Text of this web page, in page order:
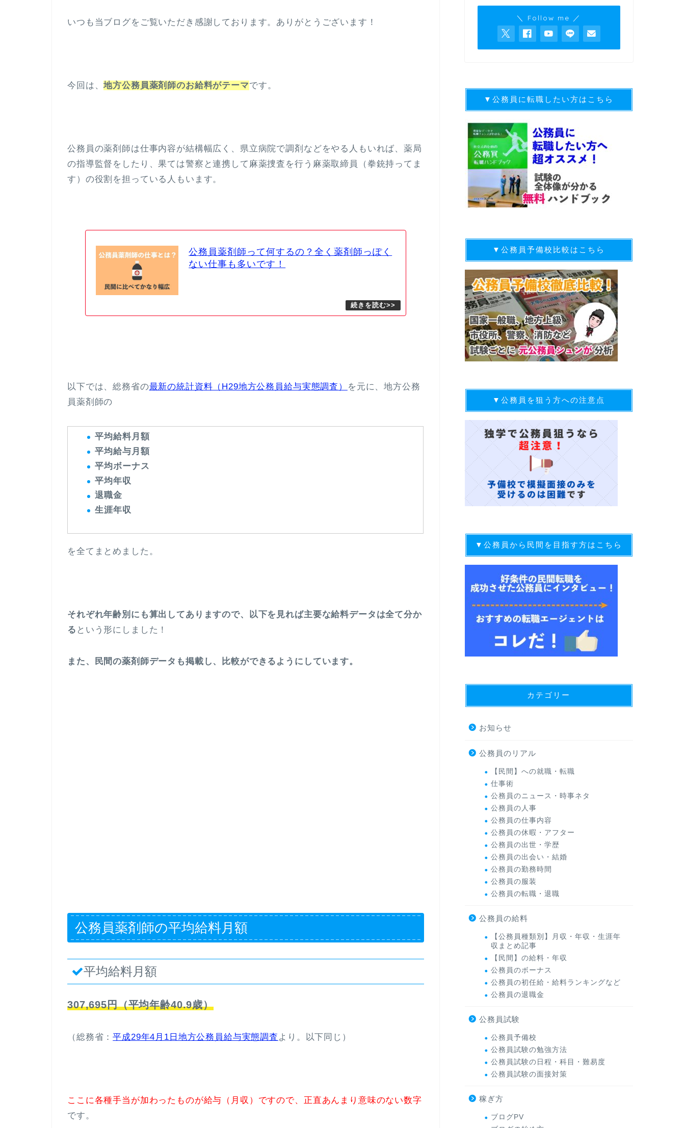
いつも当ブログをご覧いただき感謝しております。ありがとうございます！
今回は、地方公務員薬剤師のお給料がテーマです。
公務員の薬剤師は仕事内容が結構幅広く、県立病院で調剤などをやる人もいれば、薬局
の指導監督をしたり、果ては警察と連携して麻薬捜査を行う麻薬取締員（拳銃持ってま
す）の役割を担っている人もいます。
公務員薬剤師って何するの？全く薬剤師っぽく
ない仕事も多いです！
以下では、総務省の最新の統計資料（H29地方公務員給与実態調査）
を元に、地方公務
員薬剤師の
平均給料月額
平均給与月額
平均ボーナス
平均年収
退職金
生涯年収
を全てまとめました。
それぞれ年齢別にも算出してありますので、以下を見れば主要な給料データは全て分か
る という形にしました！
また、民間の薬剤師データも掲載し、比較ができるようにしています。
公務員薬剤師の平均給料月額
平均給料月額
307,695円（平均年齢40.9歳）
（総務省：平成29年4月1日地方公務員給与実態調査 より。以下同じ）
ここに各種手当が加わったものが給与（月収）ですので、正直あんまり意味のない数字
です。
＼ Follow me ／
▼公務員に転職したい方はこちら
▼公務員予備校比較はこちら
▼公務員を狙う方への注意点
▼公務員から民間を目指す方はこちら
カテゴリー
お知らせ
公務員のリアル
【民間】への就職・転職
仕事術
公務員のニュース・時事ネタ
公務員の人事
公務員の仕事内容
公務員の休暇・アフター
公務員の出世・学歴
公務員の出会い・結婚
公務員の勤務時間
公務員の服装
公務員の転職・退職
公務員の給料
【公務員種類別】月収・年収・生涯年
収まとめ記事
【民間】の給料・年収
公務員のボーナス
公務員の初任給・給料ランキングなど
公務員の退職金
公務員試験
公務員予備校
公務員試験の勉強方法
公務員試験の日程・科目・難易度
公務員試験の面接対策
稼ぎ方
ブログPV